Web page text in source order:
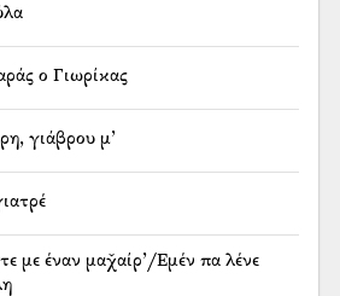
ο Γιωρίκας
γιάβρου μ’
με έναν μαχ̌αίρ’/Εμέν πα λένε